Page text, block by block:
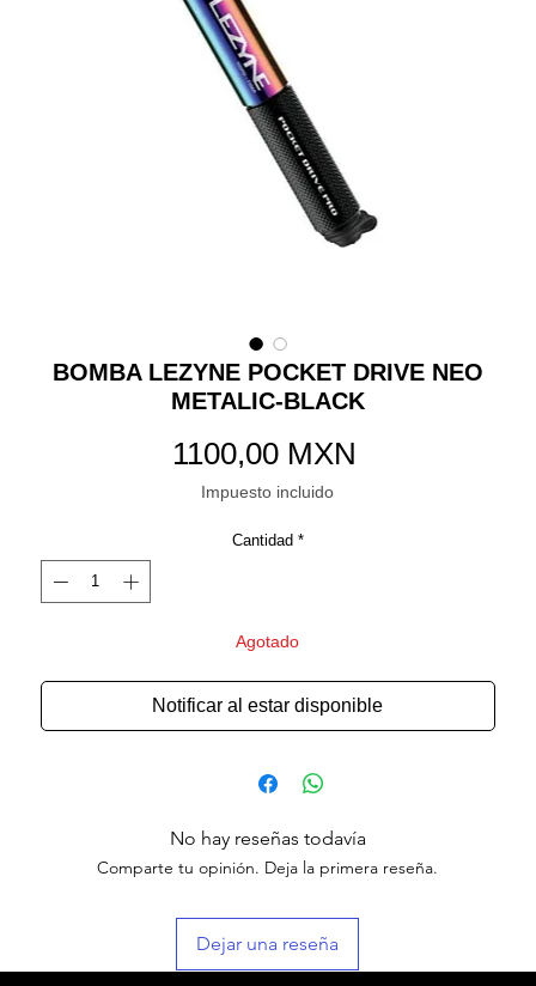
BOMBA LEZYNE POCKET DRIVE NEO
METALIC-BLACK
1100,00 MXN
Impuesto incluido
Cantidad *
Agotado
Notificar al estar disponible
No hay reseñas todavía
Comparte tu opinión. Deja la primera reseña.
Dejar una reseña